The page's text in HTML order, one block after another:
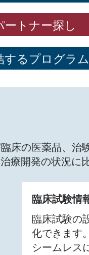
トナー探し
るプログラ
床の医薬品、
療開発の状況に
臨床試験情
臨床試験の
化できます
シームレス